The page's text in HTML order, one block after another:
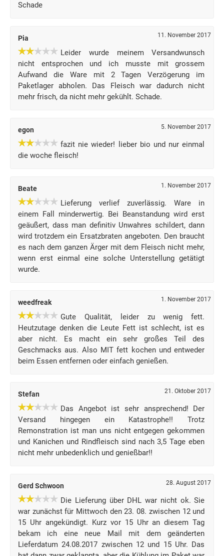
Schade
Pia 11. November 2017
Leider wurde meinem Versandwunsch
nicht entsprochen und ich musste mit grossem
Aufwand die Ware mit 2 Tagen Verzögerung im
Paketlager abholen. Das Fleisch war dadurch nicht
mehr frisch, da nicht mehr gekühlt. Schade.
egon 5. November 2017
fazit nie wieder! lieber bio und nur einmal
die woche fleisch!
Beate 1. November 2017
Lieferung verlief zuverlässig. Ware in
einem Fall minderwertig. Bei Beanstandung wird erst
geäußert, dass man definitiv Unwahres schildert, dann
wird trotzdem ein Ersatzbraten angeboten. Den braucht
es nach dem ganzen Ärger mit dem Fleisch nicht mehr,
wenn erst einmal eine solche Unterstellung getätigt
wurde.
weedfreak 1. November 2017
Gute Qualität, leider zu wenig fett.
Heutzutage denken die Leute Fett ist schlecht, ist es
aber nicht. Es macht ein sehr großes Teil des
Geschmacks aus. Also MIT fett kochen und entweder
beim Essen entfernen oder einfach genießen.
Stefan 21. Oktober 2017
Das Angebot ist sehr ansprechend! Der
Versand hingegen ein Katastrophe!! Trotz
Remonstration ist man uns nicht entgegen gekommen
und Kanichen und Rindfleisch sind nach 3,5 Tage eben
nicht mehr unbedenklich und genießbar!!
Gerd Schwoon 28. August 2017
Die Lieferung über DHL war nicht ok. Sie
war zunächst für Mittwoch den 23. 08. zwischen 12 und
15 Uhr angekündigt. Kurz vor 15 Uhr an diesem Tag
bekam ich eine neue Mail mit dem geänderten
Lieferdatum 24.08.2017 zwischen 12 und 15 Uhr. Das